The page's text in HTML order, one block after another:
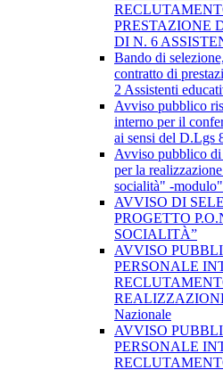
PRESTAZIONE
DI N. 6
Bando di
contratto di
2 Assistenti
Avviso pubblico
interno per il
ai sensi del D.Lgs
Avviso pubblico di
per la
socialità" -
AVVISO DI
PROGETTO
SOCIALITÀ”
AVVISO
PERSONALE
Nazionale
AVVISO
PERSONALE